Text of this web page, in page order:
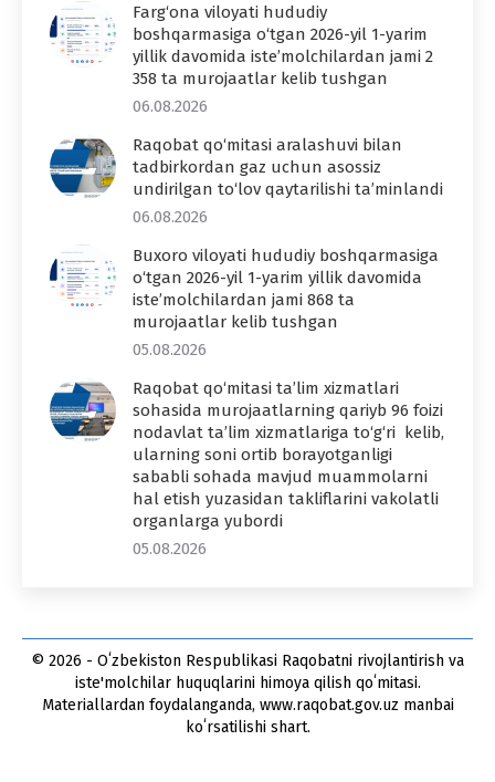
Farg‘ona viloyati hududiy
boshqarmasiga o‘tgan 2026-yil 1-yarim
yillik davomida iste’molchilardan jami 2
358 ta murojaatlar kelib tushgan
06.08.2026
Raqobat qo‘mitasi aralashuvi bilan
tadbirkordan gaz uchun asossiz
undirilgan to‘lov qaytarilishi ta’minlandi
06.08.2026
Buxoro viloyati hududiy boshqarmasiga
o‘tgan 2026-yil 1-yarim yillik davomida
iste’molchilardan jami 868 ta
murojaatlar kelib tushgan
05.08.2026
Raqobat qo‘mitasi ta’lim xizmatlari
sohasida murojaatlarning qariyb 96 foizi
nodavlat ta’lim xizmatlariga to‘g‘ri kelib,
ularning soni ortib borayotganligi
sababli sohada mavjud muammolarni
hal etish yuzasidan takliflarini vakolatli
organlarga yubordi
05.08.2026
© 2026 - Oʻzbekiston Respublikasi Raqobatni rivojlantirish va
iste'molchilar huquqlarini himoya qilish qoʻmitasi.
Materiallardan foydalanganda, www.raqobat.gov.uz manbai
koʻrsatilishi shart.